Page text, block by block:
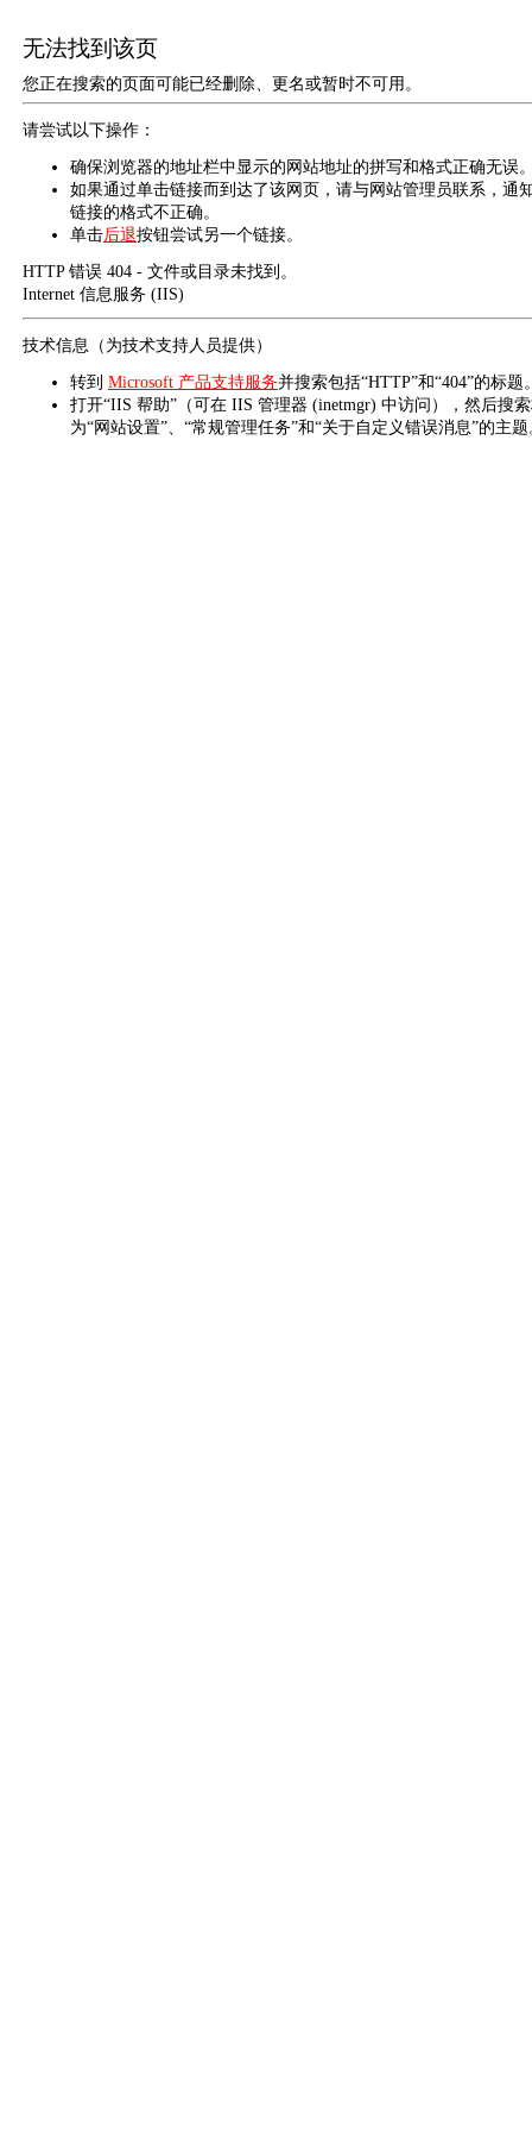
无法找到该页
您正在搜索的页面可能已经删除、更名或暂时不可用。
请尝试以下操作：
确保浏览器的地址栏中显示的网站地址的拼写和格式正确无误
如果通过单击链接而到达了该网页，请与网站管理员联系，通
链接的格式不正确。
单击后退按钮尝试另一个链接。
HTTP 错误 404 - 文件或目录未找到。
Internet 信息服务 (IIS)
技术信息（为技术支持人员提供）
转到 Microsoft 产品支持服务并搜索包括“HTTP”和“404”的标题
打开“IIS 帮助”（可在 IIS 管理器 (inetmgr) 中访问），然后搜
为“网站设置”、“常规管理任务”和“关于自定义错误消息”的主题